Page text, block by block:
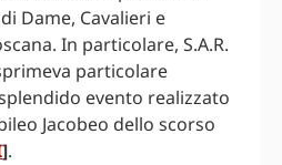
Dame, Cavalieri e
In particolare, S.A.R.
particolare
evento realizzato
Jacobeo dello scorso
].